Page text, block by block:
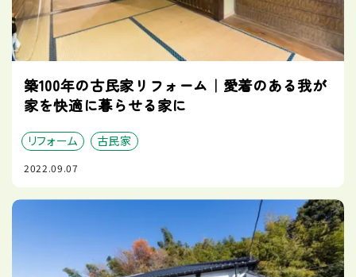
築100年の古民家リフォーム｜愛着のある我が
家を快適に暮らせる家に
リフォーム 古民家
2022.09.07